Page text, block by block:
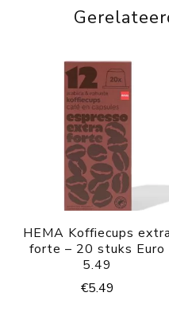
HEMA Koffiecups extra
forte – 20 stuks Euro
5.49
€5.49